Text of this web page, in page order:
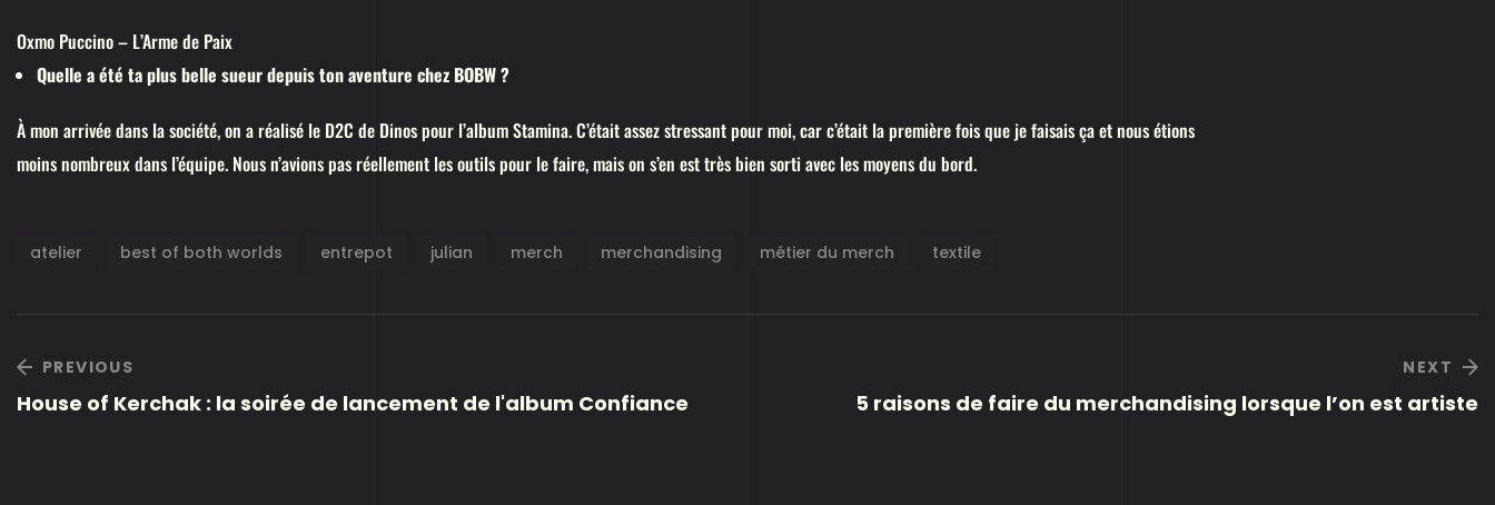
Oxmo Puccino – L’Arme de Paix
Quelle a été ta plus belle sueur depuis ton aventure chez BOBW ?
À mon arrivée dans la société, on a réalisé le D2C de Dinos pour l’album Stamina. C’était assez stressant pour moi, car c’était la première fois que je faisais ça et nous étions
moins nombreux dans l’équipe. Nous n’avions pas réellement les outils pour le faire, mais on s’en est très bien sorti avec les moyens du bord.
atelier best of both worlds entrepot julian merch merchandising métier du merch textile
PREVIOUS
House of Kerchak : la soirée de lancement de l'album Confiance
NEXT
5 raisons de faire du merchandising lorsque l’on est artiste